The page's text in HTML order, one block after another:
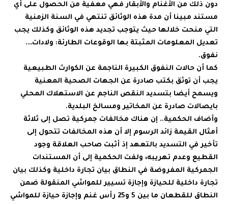
دون ذلك من الأغنام والأبقار فهي معفية من الحصول على أي
مستند مبينا أن مدة هذه الوثائق تنتهي في السنة الزمنية
التي منحت خلالها حيث يتوجب تجديد هذه الوثائق وكذلك يجب
تعديل المعلومات المثبتة بها الوقوعات الطارئة: ولادات….
نفوق.
كما أن حالات النفوق الكبيرة الناجمة عن الكوارث الطبيعية
يجب أن توثق بكتب صادرة عن الجهات الصحية المعنية
ويسمح أيضا بتسديد النقص الناجم عن الاستهلاك المحلي
بايصالات صادرة عن المخاتير ومسالخ البلدية.
وأضاف الحكمية.. إن هناك مخالفات جمركية تصل إلى ثلاثة
أمثال القيمة زائد الرسوم إلا أن هذه المخالفات تتحول إلى
تأخير في التسديد بالتعهد إذ أثبت صاحب العلاقة وجود
القطيع وعدم تهريبه، ولفت الحكمية إلى أن المستندات
الجمركية المفروضة في النطاق بيان تجارة داخلية وكذلك بيان
تجارة داخلية للحيازة وإجازة تسيير للمواشي المنقولة ضمن
النطاق للقطعان ما بين 5 و25 رأس غنم وإجازة حيازة للمواشي